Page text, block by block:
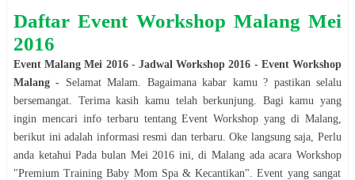
Daftar Event Workshop Malang Mei
2016
EventMalang Mei 2016-JadwalWorkshop 2016 - EventWorkshop
Malang - SelamatMalam . Bagaimana kabar kamu ? pastikan selalu
bersemangat. Terima kasih kamu telah berkunjung. Bagi kamu yang
ingin mencari info terbaru tentang EventWorkshop yang diMalang
berikut ini adalah informasi resmi dan terbaru. Oke langsung saja, Perlu
anda ketahui Pada bulan Mei 2016 ini, diMalang ada acaraWorkshop
"Premium Training Baby Mom Spa & Kecantikan". Event yang sangat